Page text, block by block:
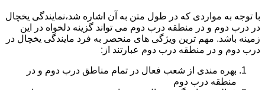
با توجه به مواردی که در طول متن به آن اشاره شد،نمایندگی یخچال
در درب دوم و در منطقه درب دوم می تواند گزینه دلخواه در این
زمینه باشد. مهم ترین ویژگی های منحصر به فرد مایندگی یخچال در
درب دوم و در منطقه درب دوم عبارتند از:
بهره مندی از شعب فعال در تمام مناطق درب دوم و در
منطقه درب دوم